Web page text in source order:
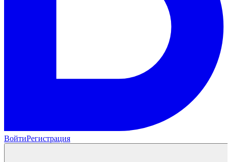
ВойтиРегистрация